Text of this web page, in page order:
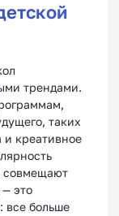
трендами.
таких
и креативное
совмещают
это
все больше